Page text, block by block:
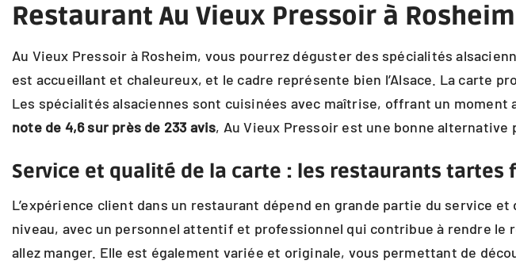
Restaurant Au Vieux Pressoir à Rosheim
Au Vieux Pressoir à Rosheim, vous pourrez déguster des spécialités
est accueillant et chaleureux, et le cadre représente bien l’Alsace. La carte
Les spécialités alsaciennes sont cuisinées avec maîtrise, offrant un
note de 4,6 sur près de 233 avis, Au Vieux Pressoir est une bonne
Service et qualité de la carte : les restaurants tartes
L’expérience client dans un restaurant dépend en grande partie du service et
niveau, avec un personnel attentif et professionnel qui contribue à rendre le
allez manger. Elle est également variée et originale, vous permettant de